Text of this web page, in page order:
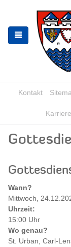
springen
springen
Kontakt
Wann?
Mittwoch,
Uhrzeit:
15:00 Uhr
Wo genau?
St. Urban, Carl-